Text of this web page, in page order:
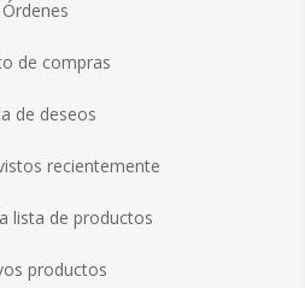
Órdenes
de compras
de deseos
recientemente
lista de productos
productos